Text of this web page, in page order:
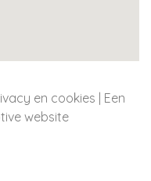
en cookies | Een
website